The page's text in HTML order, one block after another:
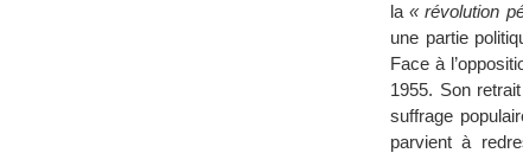
la« révolution
une partie
Face à
1955. Son
suffrage
parvient à